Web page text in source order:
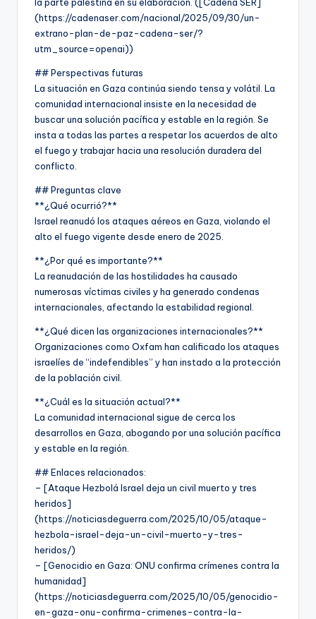
la parte palestina en su elaboración. ([Cadena SER]
(https://cadenaser.com/nacional/2025/09/30/un-
extrano-plan-de-paz-cadena-ser/?
utm_source=openai))
## Perspectivas futuras
La situación en Gaza continúa siendo tensa y volátil. La
comunidad internacional insiste en la necesidad de
buscar una solución pacífica y estable en la región. Se
insta a todas las partes a respetar los acuerdos de alto
el fuego y trabajar hacia una resolución duradera del
conflicto.
## Preguntas clave
**¿Qué ocurrió?**
Israel reanudó los ataques aéreos en Gaza, violando el
alto el fuego vigente desde enero de 2025.
**¿Por qué es importante?**
La reanudación de las hostilidades ha causado
numerosas víctimas civiles y ha generado condenas
internacionales, afectando la estabilidad regional.
**¿Qué dicen las organizaciones internacionales?**
Organizaciones como Oxfam han calificado los ataques
israelíes de “indefendibles” y han instado a la protección
de la población civil.
**¿Cuál es la situación actual?**
La comunidad internacional sigue de cerca los
desarrollos en Gaza, abogando por una solución pacífica
y estable en la región.
## Enlaces relacionados:
– [Ataque Hezbolá Israel deja un civil muerto y tres
heridos]
(https://noticiasdeguerra.com/2025/10/05/ataque-
hezbola-israel-deja-un-civil-muerto-y-tres-
heridos/)
– [Genocidio en Gaza: ONU confirma crímenes contra la
humanidad]
(https://noticiasdeguerra.com/2025/10/05/genocidio-
en-gaza-onu-confirma-crimenes-contra-la-